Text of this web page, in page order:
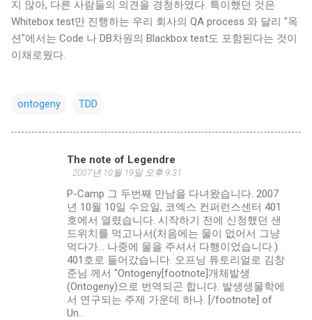
지 않아, 다른 사람들의 의견을 경청하였다. 특이했던 것은
Whitebox test만 진행하는 우리 회사의 QA process 와 달리 "옥
션"에서는 Code 나 DB차원의 Blackbox test도 포함된다는 것이
이채로웠다.
ontogeny TDD
The note of Legendre
2007년 10월 19일 오후 9:31
P-Camp 그 두번째 만남을 다녀왔습니다. 2007
년 10월 10일 수요일, 코엑스 컨퍼런스센터 401
호에서 열렸습니다. 시작하기 전에 신청했던 샌
드위치를 먹고나서(처음에는 물이 없어서 그냥
먹다가… 나중에 물을 주셔서 다행이었습니다.)
401호로 들어갔습니다. 오프닝 튜토리얼로 김창
준님 께서 "Ontogeny[footnote]개체발생
(Ontogeny)으로 번역되곤 합니다. 발생생물학에
서 연구되는 주제 가운데 하나. [/footnote] of
Un..